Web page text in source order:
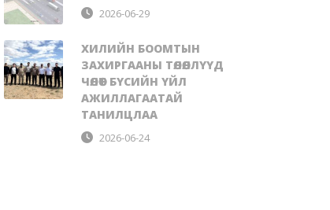
2026-06-29
ХИЛИЙН БООМТЫН
ЗАХИРГААНЫ ТӨЛӨӨЛЛҮҮД
ЧӨЛӨӨТ БҮСИЙН ҮЙЛ
АЖИЛЛАГААТАЙ
ТАНИЛЦЛАА
2026-06-24